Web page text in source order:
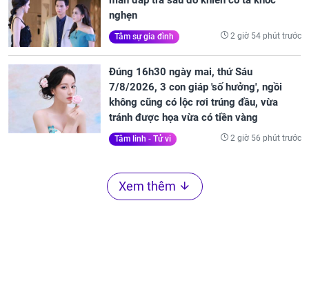
nghẹn
Tâm sự gia đình 2 giờ 54 phút trước
Đúng 16h30 ngày mai, thứ Sáu
7/8/2026, 3 con giáp 'số hưởng', ngồi
không cũng có lộc rơi trúng đầu, vừa
tránh được họa vừa có tiền vàng
Tâm linh - Tử vi 2 giờ 56 phút trước
Xem thêm